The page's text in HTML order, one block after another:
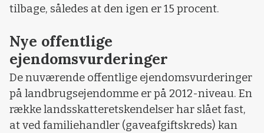
tilbage, således at den igen er 15 procent.
Nye offentlige
ejendomsvurderinger
De nuværende offentlige ejendomsvurderinger
på landbrugsejendomme er på 2012-niveau. En
række landsskatteretskendelser har slået fast,
at ved familiehandler (gaveafgiftskreds) kan